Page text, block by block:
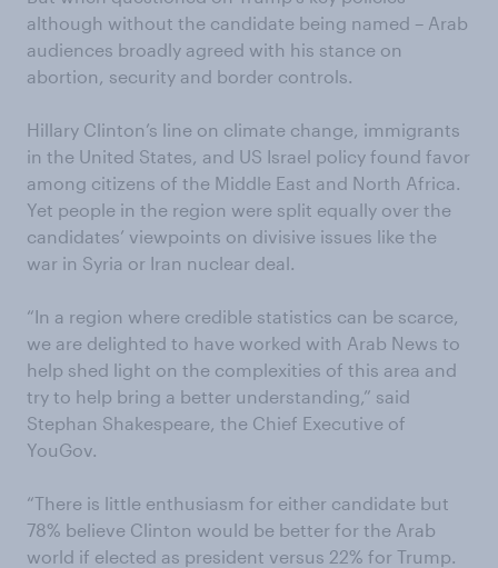
although without the candidate being named – Arab
audiences broadly agreed with his stance on
abortion, security and border controls.
Hillary Clinton’s line on climate change, immigrants
in the United States, and US Israel policy found favor
among citizens of the Middle East and North Africa.
Yet people in the region were split equally over the
candidates’ viewpoints on divisive issues like the
war in Syria or Iran nuclear deal.
“In a region where credible statistics can be scarce,
we are delighted to have worked with Arab News to
help shed light on the complexities of this area and
try to help bring a better understanding,” said
Stephan Shakespeare, the Chief Executive of
YouGov.
“There is little enthusiasm for either candidate but
78% believe Clinton would be better for the Arab
world if elected as president versus 22% for Trump.